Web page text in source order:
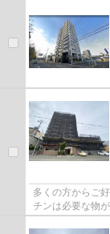
多くの方からご
チンは必要な物
広さのバルコニ